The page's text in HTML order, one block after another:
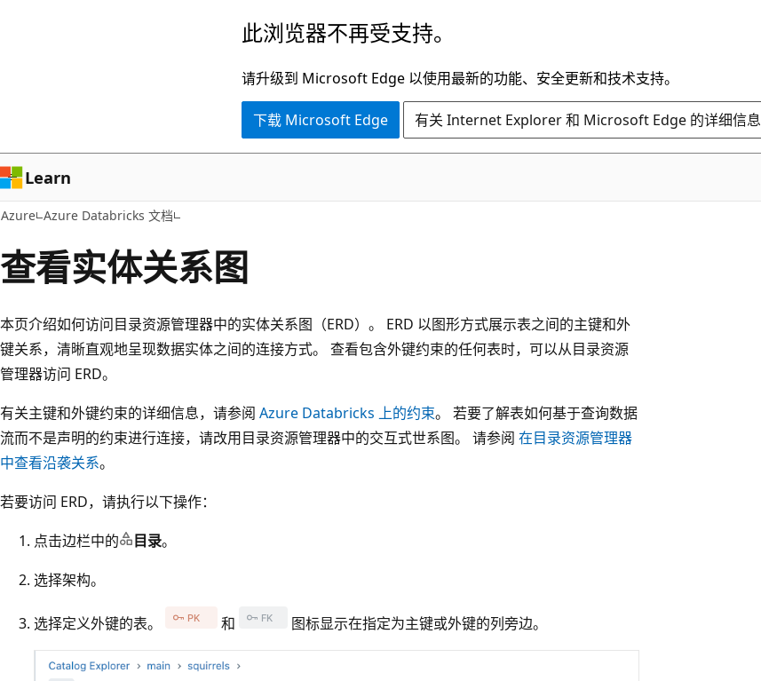
容
此浏览器不再受支持。
请升级到 Microsoft Edge 以使用最新的功能、安全更新和技术支持。
下载 Microsoft Edge 有关 Internet Explorer 和 Microsoft Edge 的详细信息
Learn
Azure Azure Databricks 文档
查看实体关系图
本页介绍如何访问目录资源管理器中的实体关系图（ERD）。 ERD 以图形方式展示表之间的主键和外
键关系，清晰直观地呈现数据实体之间的连接方式。 查看包含外键约束的任何表时，可以从目录资源
管理器访问 ERD。
有关主键和外键约束的详细信息，请参阅 Azure Databricks 上的约束。 若要了解表如何基于查询数据
流而不是声明的约束进行连接，请改用目录资源管理器中的交互式世系图。 请参阅 在目录资源管理器
中查看沿袭关系。
若要访问 ERD，请执行以下操作：
点击边栏中的
目录。
选择架构。
选择定义外键的表。 和 图标显示在指定为主键或外键的列旁边。